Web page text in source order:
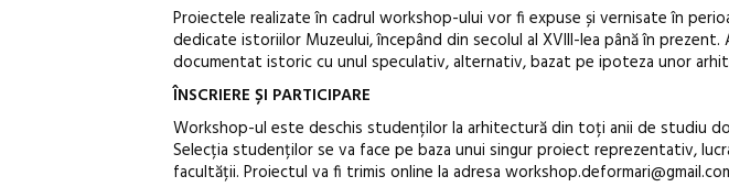
Proiectele realizate în cadrul workshop-ului vor fi expuse și vernisate în
dedicate istoriilor Muzeului, începând din secolul al XVIII-lea până în
documentat istoric cu unul speculativ, alternativ, bazat pe ipoteza unor
ÎNSCRIERE ȘI PARTICIPARE
Workshop-ul este deschis studenților la arhitectură din toți anii de studiu
Selecția studenților se va face pe baza unui singur proiect reprezentativ,
facultății. Proiectul va fi trimis online la adresa